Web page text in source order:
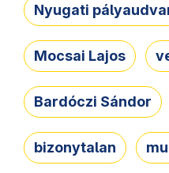
Nyugati
Mocsai Lajos
Bardóczi Sándor
bizonytalan